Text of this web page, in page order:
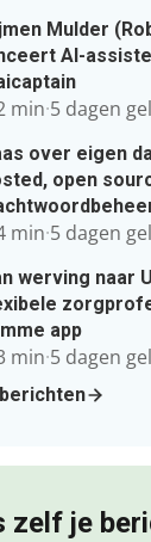
Mulder
AI-
min·5 dagen
over eigen
open
min·5 dagen
werving naar
app
min·5 dagen
zelf je